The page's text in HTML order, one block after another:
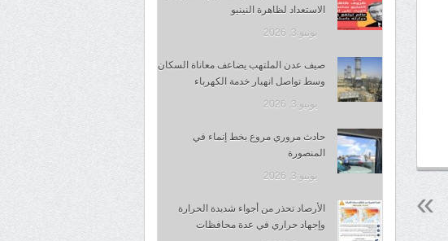
الاستعداد لظاهرة النينيو
يونيو 3, 2026
صيف عدن الملتهب يضاعف معاناة السكان
وسط تواصل انهيار خدمة الكهرباء
يونيو 3, 2026
حادث مروري مروع بخط إنماء في
المنصورة
يونيو 3, 2026
الأرصاد تحذر من أجواء شديدة الحرارة
وإجهاد حراري في عدة محافظات